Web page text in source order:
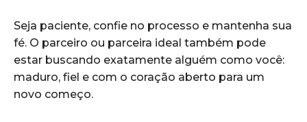
Seja paciente, confie no processo e mantenha sua
fé. O parceiro ou parceira ideal também pode
estar buscando exatamente alguém como você:
maduro, fiel e com o coração aberto para um
novo começo.